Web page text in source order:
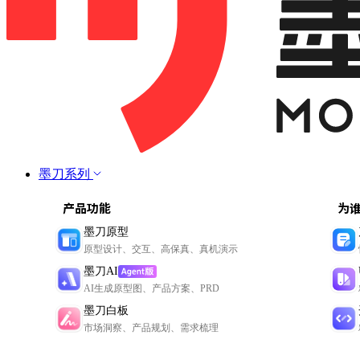
墨刀系列
产品功能
墨刀原型
原型设计、交互、高保真、真机演示
墨刀AI
AI生成原型图、产品方案、PRD
墨刀白板
市场洞察、产品规划、需求梳理
为